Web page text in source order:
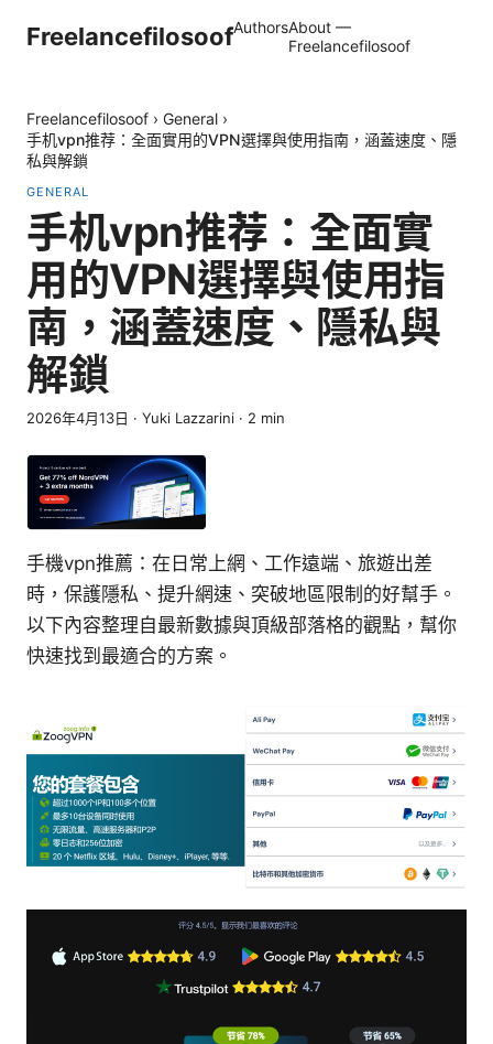
FreelancefilosoofAuthorsAbout —
Freelancefilosoof
Freelancefilosoof › General ›
手机vpn推荐：全面實用的VPN選擇與使用指南，涵蓋速度、隱
私與解鎖
GENERAL
手机vpn推荐：全面實
用的VPN選擇與使用指
南，涵蓋速度、隱私與
解鎖
2026年4月13日 · Yuki Lazzarini · 2 min
手機vpn推薦：在日常上網、工作遠端、旅遊出差
時，保護隱私、提升網速、突破地區限制的好幫手。
以下內容整理自最新數據與頂級部落格的觀點，幫你
快速找到最適合的方案。